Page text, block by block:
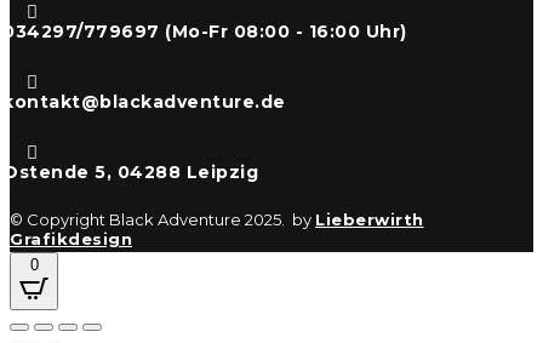

034297/779697 (Mo-Fr 08:00 - 16:00 Uhr)

kontakt@blackadventure.de

Ostende 5, 04288 Leipzig
© Copyright Black Adventure 2025. by Lieberwirth
Grafikdesign
0